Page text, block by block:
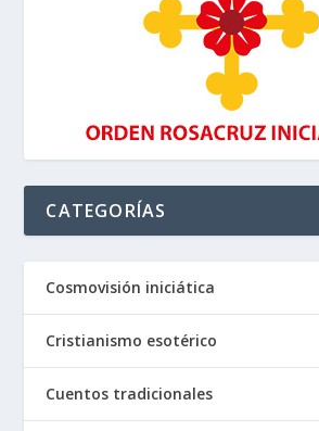
CATEGORÍAS
Cosmovisión iniciática
Cristianismo esotérico
Cuentos tradicionales